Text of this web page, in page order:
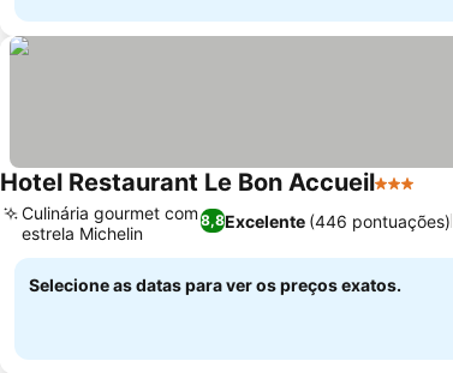
Hotel Restaurant Le Bon Accueil3 Estrelas
8,8Excelente (446 pontuações)
Culinária gourmet com
estrela Michelin
Selecione as datas para ver os preços exatos.